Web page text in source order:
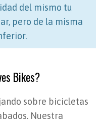
del mismo tu
pero de la misma
Bikes?
sobre bicicletas
Nuestra